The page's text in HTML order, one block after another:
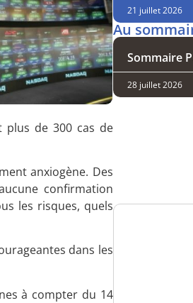
plus de 300 cas de
anxiogène. Des
confirmation
les risques, quels
dans les
à compter du 14
21 juillet 2026
Au
Sommaire
28 juillet 2026